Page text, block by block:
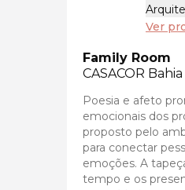
Ver
Family Room
CASACOR Bahia
Poesia e afeto
emocionais dos
proposto pelo
para conectar
emoções. A
tempo e os